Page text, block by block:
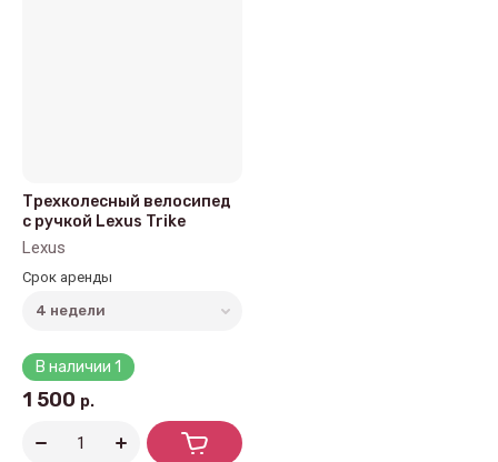
Трехколесный велосипед
с ручкой Lexus Trike
Lexus
Срок аренды
В наличии 1
1 500 р.